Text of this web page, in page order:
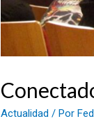
Actualidad / Por